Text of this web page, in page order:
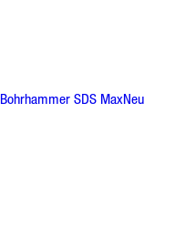
Bohrhammer SDS MaxNeu